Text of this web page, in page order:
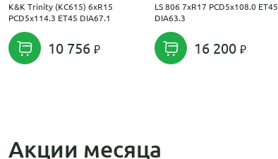
K&K Trinity (КС615) 6xR15
PCD5x114.3 ET45 DIA67.1
10 756
LS 806 7xR17 PCD5x108.0 ET45
DIA63.3
16 200
Акции месяца